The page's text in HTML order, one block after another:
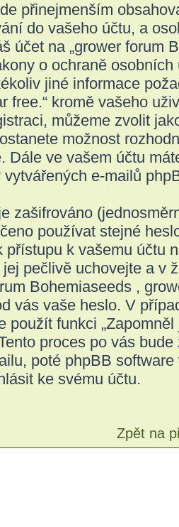
přinejmenším
do vašeho účtu, a
účet na „grower forum
o ochraně
jiné informace
free.“ kromě vašeho
můžeme zvolit
možnost
Dále ve vašem účtu
vytvářených e-mailů
zašifrováno
používat stejné
přístupu k vašemu účtu
jej pečlivě uchovejte a v
Bohemiaseeds ,
vás vaše heslo. V
použít funkci
proces po vás
poté phpBB
ke svému účtu.
Zpět na